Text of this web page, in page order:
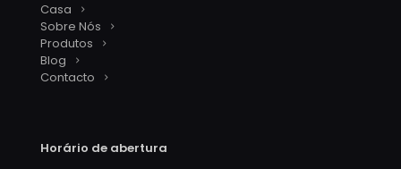
Casa
Sobre Nós
Produtos
Blog
Contacto
Horário de abertura